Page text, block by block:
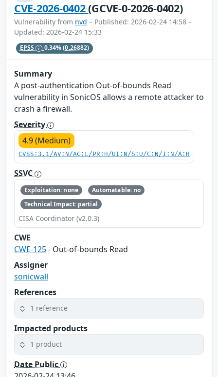
CVE-2026-0402(GCVE-0-2026-0402)
Vulnerability from nvd – Published: 2026-02-24 14:58 –
Updated: 2026-02-24 15:33
EPSS 0.34%(0.26882)
Summary
A post-authentication Out-of-bounds Read
vulnerability in SonicOS allows a remote attacker to
crash a firewall.
Severity
4.9 (Medium)
CVSS:3.1/AV:N/AC:L/PR:H/UI:N/S:U/C:N/I:N/A:H
SSVC
Exploitation: none
Automatable: no
Technical Impact: partial
CISA Coordinator (v2.0.3)
CWE
CWE-125- Out-of-bounds Read
Assigner
sonicwall
References
1 reference
Impacted products
1 product
Date Public